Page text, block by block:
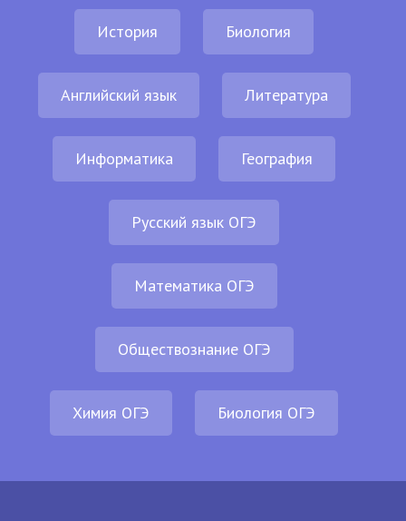
История Биология
Английский язык Литература
Информатика География
Русский язык ОГЭ
Математика ОГЭ
Обществознание ОГЭ
Химия ОГЭ Биология ОГЭ